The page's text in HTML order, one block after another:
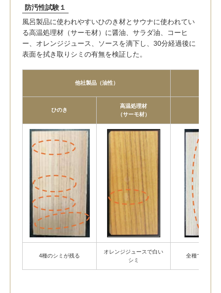
防汚性試験１
風呂製品に使われやすいひのき材とサウナに使われてい
る高温処理材（サーモ材）に醤油、サラダ油、コーヒ
ー、オレンジジュース、ソースを滴下し、30分経過後に
表面を拭き取りシミの有無を検証した。
他社製品（油性）
ひのき
高温処理材
（サーモ材）
4種のシミが残る
オレンジジュースで白い
シミ
全種でシミが